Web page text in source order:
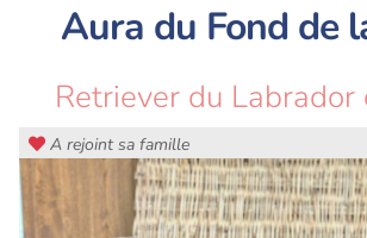
Aura du Fond de
Retriever du Labrador
A rejoint sa famille